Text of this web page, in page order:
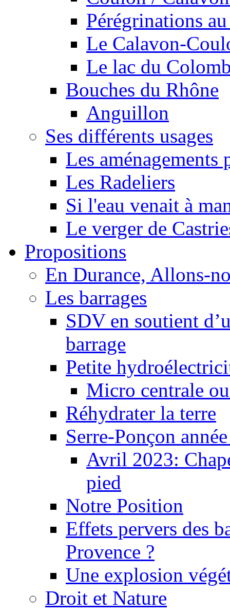
Pérégrinations
Le Calavon-
Le lac du
Bouches du Rhône
Anguillon
Ses différents usages
Les
Les Radeliers
Si l'eau venait à
Le verger de
Propositions
En Durance, Allons-
Les barrages
SDV en soutient
barrage
Petite
Micro centrale
Réhydrater la terre
Serre-Ponçon
Avril 2023:
pied
Notre Position
Effets pervers des
Provence ?
Une explosion
Droit et Nature